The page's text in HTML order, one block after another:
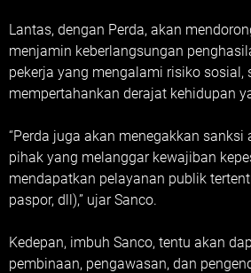
Lantas, dengan Perda, akan
menjamin keberlangsungan
pekerja yang mengalami risiko sosial,
mempertahankan derajat kehidupan
“Perda juga akan menegakkan
pihak yang melanggar kewajiban
mendapatkan pelayanan publik
paspor, dll),” ujar Sanco.
Kedepan, imbuh Sanco, tentu akan
pembinaan, pengawasan, dan